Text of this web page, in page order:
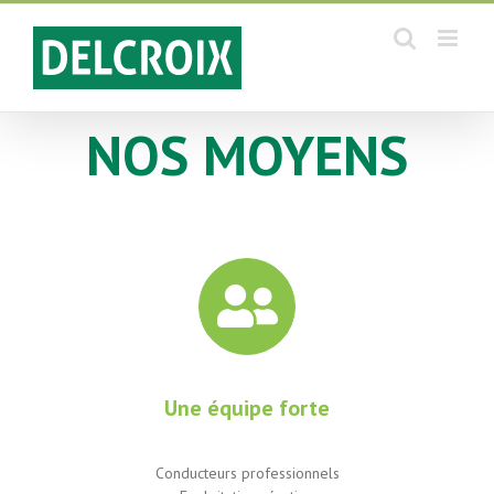
Skip
NOS MOYENS
Une équipe forte
Conducteurs professionnels